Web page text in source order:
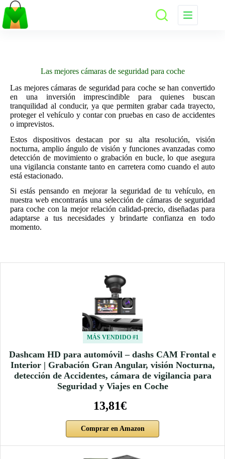
Saltar
al
contenido
Las mejores cámaras de seguridad para coche
Las mejores cámaras de seguridad para coche se han convertido
en una inversión imprescindible para quienes buscan
tranquilidad al conducir, ya que permiten grabar cada trayecto,
proteger el vehículo y contar con pruebas en caso de accidentes
o imprevistos.
Estos dispositivos destacan por su alta resolución, visión
nocturna, amplio ángulo de visión y funciones avanzadas como
detección de movimiento o grabación en bucle, lo que asegura
una vigilancia constante tanto en carretera como cuando el auto
está estacionado.
Si estás pensando en mejorar la seguridad de tu vehículo, en
nuestra web encontrarás una selección de cámaras de seguridad
para coche con la mejor relación calidad-precio, diseñadas para
adaptarse a tus necesidades y brindarte confianza en todo
momento.
MÁS VENDIDO #1
Dashcam HD para automóvil – dashs CAM Frontal e
Interior | Grabación Gran Angular, visión Nocturna,
detección de Accidentes, cámara de vigilancia para
Seguridad y Viajes en Coche
13,81€
Comprar en Amazon